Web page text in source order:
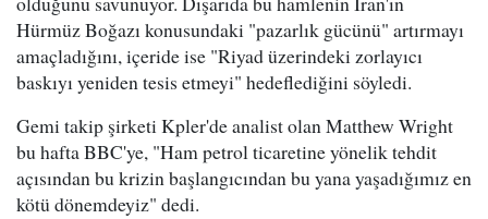
Hürmüz Boğazı konusundaki "pazarlık gücünü" artırmayı
amaçladığını, içeride ise "Riyad üzerindeki zorlayıcı
baskıyı yeniden tesis etmeyi" hedeflediğini söyledi.
Gemi takip şirketi Kpler'de analist olan Matthew Wright
bu hafta BBC'ye, "Ham petrol ticaretine yönelik tehdit
açısından bu krizin başlangıcından bu yana yaşadığımız en
kötü dönemdeyiz" dedi.